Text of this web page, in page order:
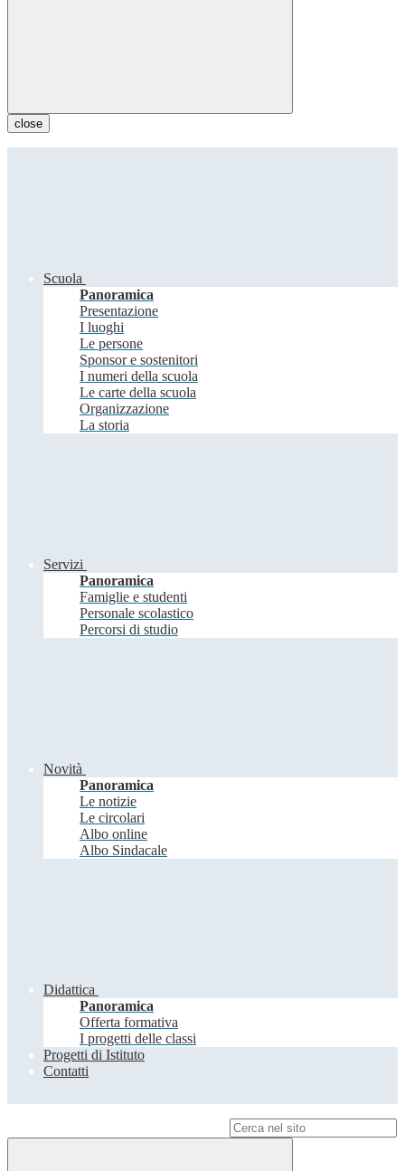
close
Scuola
Panoramica
Presentazione
I luoghi
Le persone
Sponsor e sostenitori
I numeri della scuola
Le carte della scuola
Organizzazione
La storia
Servizi
Panoramica
Famiglie e studenti
Personale scolastico
Percorsi di studio
Novità
Panoramica
Le notizie
Le circolari
Albo online
Albo Sindacale
Didattica
Panoramica
Offerta formativa
I progetti delle classi
Progetti di Istituto
Contatti